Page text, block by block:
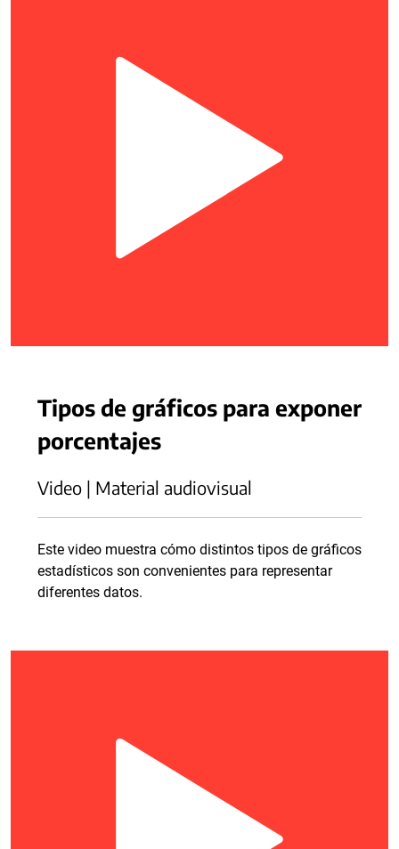
Tipos de gráficos para exponer
porcentajes
Video | Material audiovisual
Este video muestra cómo distintos tipos de gráficos
estadísticos son convenientes para representar
diferentes datos.